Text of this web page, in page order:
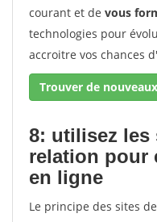
courant et de vous
technologies pour
accroitre vos chances
Trouver de
8: utilisez les
relation pour
en ligne
Le principe des sites